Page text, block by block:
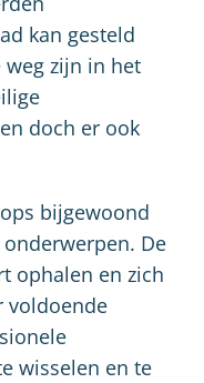
kan gesteld
zijn in het
doch er ook
bijgewoond
De
ophalen en zich
voldoende
wisselen en te